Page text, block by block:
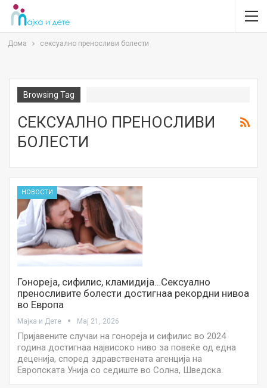
Дома сексуално преносливи болести
Browsing Tag
СЕКСУАЛНО ПРЕНОСЛИВИ
БОЛЕСТИ
НОВОСТИ
Гонореја, сифилис, кламидија…Сексуално
преносливите болести достигнаа рекордни нивоа
во Европа
Мајка и Дете Мај 21, 2026
Пријавените случаи на гонореја и сифилис во 2024
година достигнаа највисоко ниво за повеќе од една
деценија, според здравствената агенција на
Европската Унија со седиште во Солна, Шведска.